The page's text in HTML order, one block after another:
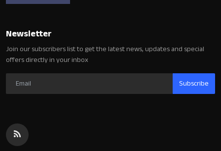
Newsletter
Join our subscribers list to get the latest news, updates and special
offers directly in your inbox
Subscribe